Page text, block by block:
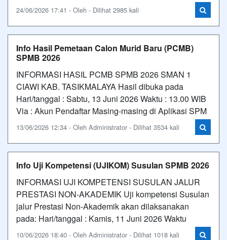
24/06/2026 17:41 - Oleh - Dilihat 2985 kali
Info Hasil Pemetaan Calon Murid Baru (PCMB)
SPMB 2026
INFORMASI HASIL PCMB SPMB 2026 SMAN 1
CIAWI KAB. TASIKMALAYA Hasil dibuka pada
Hari/tanggal : Sabtu, 13 Juni 2026 Waktu : 13.00 WIB
Via : Akun Pendaftar Masing-masing di Aplikasi SPM
13/06/2026 12:34 - Oleh Administrator - Dilihat 3534 kali
Info Uji Kompetensi (UJIKOM) Susulan SPMB 2026
INFORMASI UJI KOMPETENSI SUSULAN JALUR
PRESTASI NON-AKADEMIK Uji kompetensi Susulan
jalur Prestasi Non-Akademik akan dilaksanakan
pada: Hari/tanggal : Kamis, 11 Juni 2026 Waktu
10/06/2026 18:40 - Oleh Administrator - Dilihat 1018 kali